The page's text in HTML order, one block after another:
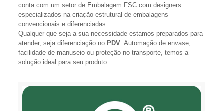
conta com um setor de Embalagem FSC com designers
especializados na criação estrutural de embalagens
convencionais e diferenciadas.
Qualquer que seja a sua necessidade estamos preparados para
atender, seja diferenciação no PDV. Automação de envase,
facilidade de manuseio ou proteção no transporte, temos a
solução ideal para seu produto.